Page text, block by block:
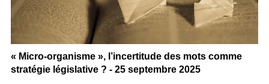
« Micro-organisme », l’incertitude des mots comme
stratégie législative ? - 25 septembre 2025